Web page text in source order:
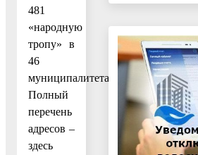
481
«народную
тропу» в
46
муниципалитетах.
Полный
перечень
адресов –
здесь